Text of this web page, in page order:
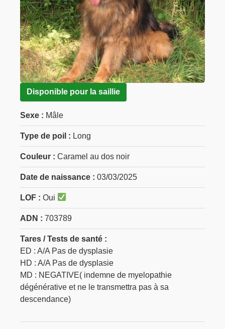
Disponible pour la saillie
Sexe : Mâle
Type de poil : Long
Couleur : Caramel au dos noir
Date de naissance : 03/03/2025
LOF : Oui
ADN : 703789
Tares / Tests de santé :
ED : A/A Pas de dysplasie
HD : A/A Pas de dysplasie
MD : NEGATIVE( indemne de myelopathie
dégénérative et ne le transmettra pas à sa
descendance)